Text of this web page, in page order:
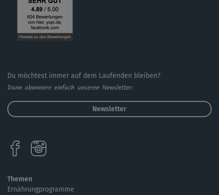
Du möchtest immer auf dem Laufenden bleiben?
Dann abonniere einfach unseren Newsletter:
Newsletter
Themen
Ernährungprogramme